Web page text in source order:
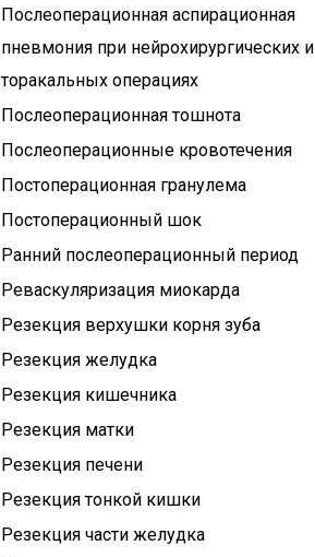
Послеоперационная аспирационная
пневмония при нейрохирургических и
торакальных операциях
Послеоперационная тошнота
Послеоперационные кровотечения
Постоперационная гранулема
Постоперационный шок
Ранний послеоперационный период
Реваскуляризация миокарда
Резекция верхушки корня зуба
Резекция желудка
Резекция кишечника
Резекция матки
Резекция печени
Резекция тонкой кишки
Резекция части желудка